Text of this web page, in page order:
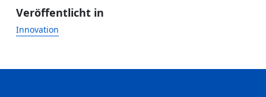
Veröffentlicht in
Innovation